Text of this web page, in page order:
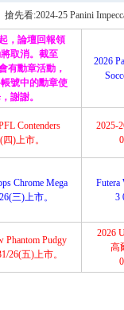
搶先看:2024-25 Panini
，論壇回報領
取消。截至
有勳章活動，
號中的勳章使
謝謝。
2026
Contenders
)上市。
2025-
Chrome Mega
三)上市。
Futera
3
Phantom Pudgy
26(五)上市。
2026
高